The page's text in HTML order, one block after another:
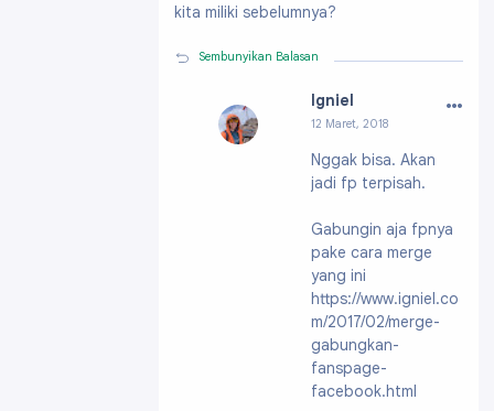
kita miliki sebelumnya?
Sembunyikan Balasan
Igniel
12 Maret, 2018
t.blogger.com/pro
file/091991703796
…
Nggak bisa. Akan
jadi fp terpisah.
Gabungin aja fpnya
pake cara merge
yang ini
https://www.igniel.co
m/2017/02/merge-
gabungkan-
fanspage-
facebook.html